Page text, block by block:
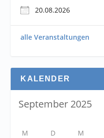
20.08.2026
alle Veranstaltungen
KALENDER
M D M